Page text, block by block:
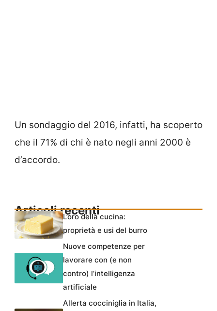
Un sondaggio del 2016, infatti, ha scoperto
che il 71% di chi è nato negli anni 2000 è
d’accordo.
Articoli recenti
L’oro della cucina:
proprietà e usi del burro
Nuove competenze per
lavorare con (e non
contro) l’intelligenza
artificiale
Allerta cocciniglia in Italia,